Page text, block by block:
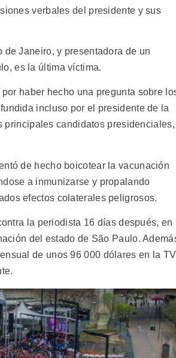
verbales del presidente y sus
Janeiro, y presentadora de un
es la última víctima.
haber hecho una pregunta sobre
incluso por el presidente de la
principales candidatos presidenciales,
de hecho boicotear la vacunación
a inmunizarse y propalando
efectos colaterales peligrosos.
la periodista 16 días después, en
del estado de São Paulo.
de unos 96 000 dólares en la TV